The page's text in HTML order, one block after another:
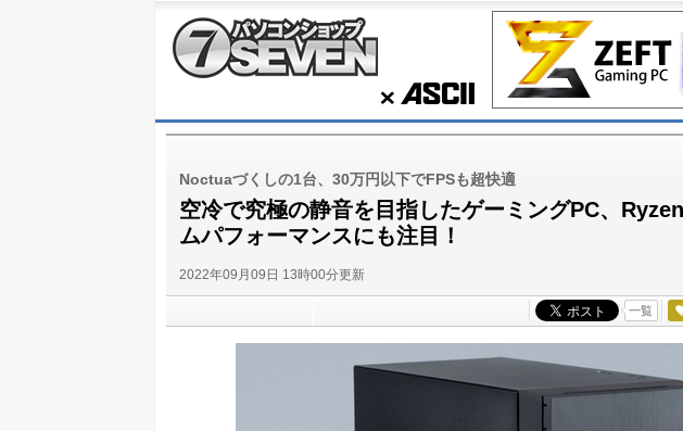
ASCII
Noctuaづくしの1台、30万円以下でFPSも超快適
空冷で究極の静音を目指したゲーミングPC、
ムパフォーマンスにも注目！
2022年09月09日 13時00分更新
一覧